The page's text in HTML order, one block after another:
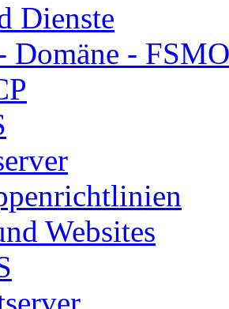
Dienste
Domäne - FSMO
Websites